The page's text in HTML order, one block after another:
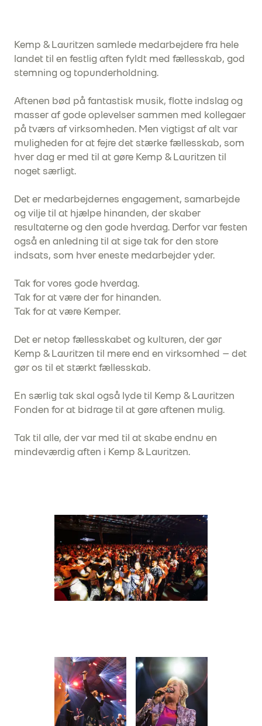
Kemp & Lauritzen samlede medarbejdere fra hele
landet til en festlig aften fyldt med fællesskab, god
stemning og topunderholdning.
Aftenen bød på fantastisk musik, flotte indslag og
masser af gode oplevelser sammen med kollegaer
på tværs af virksomheden. Men vigtigst af alt var
muligheden for at fejre det stærke fællesskab, som
hver dag er med til at gøre Kemp & Lauritzen til
noget særligt.
Det er medarbejdernes engagement, samarbejde
og vilje til at hjælpe hinanden, der skaber
resultaterne og den gode hverdag. Derfor var festen
også en anledning til at sige tak for den store
indsats, som hver eneste medarbejder yder.
Tak for vores gode hverdag.
Tak for at være der for hinanden.
Tak for at være Kemper.
Det er netop fællesskabet og kulturen, der gør
Kemp & Lauritzen til mere end en virksomhed – det
gør os til et stærkt fællesskab.
En særlig tak skal også lyde til Kemp & Lauritzen
Fonden for at bidrage til at gøre aftenen mulig.
Tak til alle, der var med til at skabe endnu en
mindeværdig aften i Kemp & Lauritzen.